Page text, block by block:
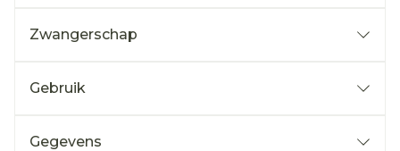
Zwangerschap
Gebruik
Gegevens